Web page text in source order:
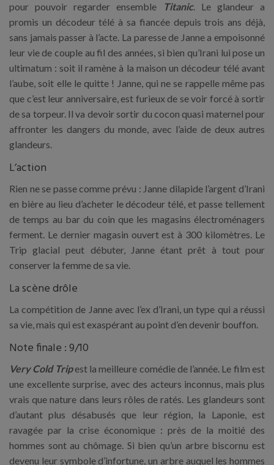
pour pouvoir regarder ensemble Titanic. Le glandeur a
promis un décodeur télé à sa fiancée depuis trois ans déjà,
sans jamais passer à l’acte. La paresse de Janne a empoisonné
leur vie de couple au fil des années, si bien qu’Irani lui pose un
ultimatum : soit il ramène à la maison un décodeur télé avant
l’aube, soit elle le quitte ! Janne, qui ne se rappelle même pas
que c’est leur anniversaire, est furieux de se voir forcé à sortir
de sa torpeur. Il va devoir sortir du cocon quasi maternel pour
affronter les dangers du monde, avec l’aide de deux autres
glandeurs.
L’action
Rien ne se passe comme prévu : Janne dilapide l’argent d’Irani
en bière au lieu d’acheter le décodeur télé, et passe tellement
de temps au bar du coin que les magasins électroménagers
ferment. Le dernier magasin ouvert est à 300 kilomètres. Le
Trip glacial peut débuter, Janne étant prêt à tout pour
conserver la femme de sa vie.
La scène drôle
La compétition de Janne avec l’ex d’Irani, un type qui a réussi
sa vie, mais qui est exaspérant au point d’en devenir bouffon.
Note finale : 9/10
Very Cold Tripest la meilleure comédie de l’année. Le film est
une excellente surprise, avec des acteurs inconnus, mais plus
vrais que nature dans leurs rôles de ratés. Les glandeurs sont
d’autant plus désabusés que leur région, la Laponie, est
ravagée par la crise économique : près de la moitié des
hommes sont au chômage. Si bien qu’un arbre biscornu est
devenu leur symbole d’infortune, un arbre auquel les hommes